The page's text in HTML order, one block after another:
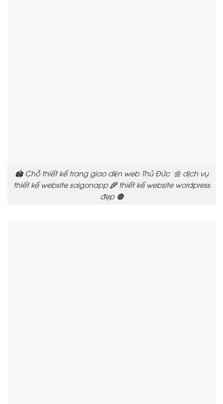
🏟️ Chỗ thiết kế trang giao diện web Thủ Đức 🌼 dịch vụ
thiết kế website saigonapp 🌾 thiết kế website wordpress
đẹp 🟠